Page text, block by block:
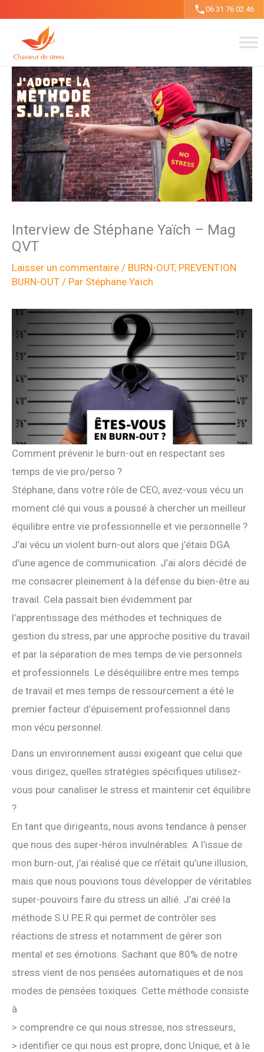
contenu
06 31 76 02 46
Interview de Stéphane Yaïch – Mag
QVT
Laisser un commentaire / BURN-OUT, PREVENTION
BURN-OUT / Par Stéphane Yaïch
Comment prévenir le burn-out en respectant ses
temps de vie pro/perso ?
Stéphane, dans votre rôle de CEO, avez-vous vécu un
moment clé qui vous a poussé à chercher un meilleur
équilibre entre vie professionnelle et vie personnelle ?
J’ai vécu un violent burn-out alors que j’étais DGA
d’une agence de communication. J’ai alors décidé de
me consacrer pleinement à la défense du bien-être au
travail. Cela passait bien évidemment par
l’apprentissage des méthodes et techniques de
gestion du stress, par une approche positive du travail
et par la séparation de mes temps de vie personnels
et professionnels. Le déséquilibre entre mes temps
de travail et mes temps de ressourcement a été le
premier facteur d’épuisement professionnel dans
mon vécu personnel.
Dans un environnement aussi exigeant que celui que
vous dirigez, quelles stratégies spécifiques utilisez-
vous pour canaliser le stress et maintenir cet équilibre
?
En tant que dirigeants, nous avons tendance à penser
que nous des super-héros invulnérables. A l’issue de
mon burn-out, j’ai réalisé que ce n’était qu’une illusion,
mais que nous pouvions tous développer de véritables
super-pouvoirs faire du stress un allié. J’ai créé la
méthode S.U.P.E.R qui permet de contrôler ses
réactions de stress et notamment de gérer son
mental et ses émotions. Sachant que 80% de notre
stress vient de nos pensées automatiques et de nos
modes de pensées toxiques. Cette méthode consiste
à
> comprendre ce qui nous stresse, nos stresseurs,
> identifier ce qui nous est propre, donc Unique, et à le